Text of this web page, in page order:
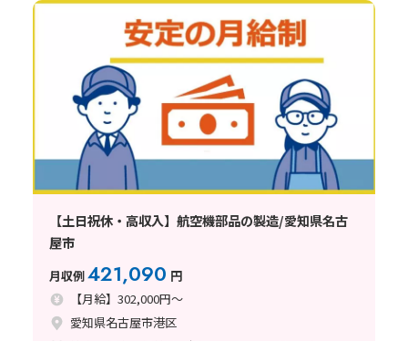
【土日祝休・高収入】航空機部品の製造/愛知県名古
屋市
月収例421,090 円
【月給】302,000円～
愛知県名古屋市港区